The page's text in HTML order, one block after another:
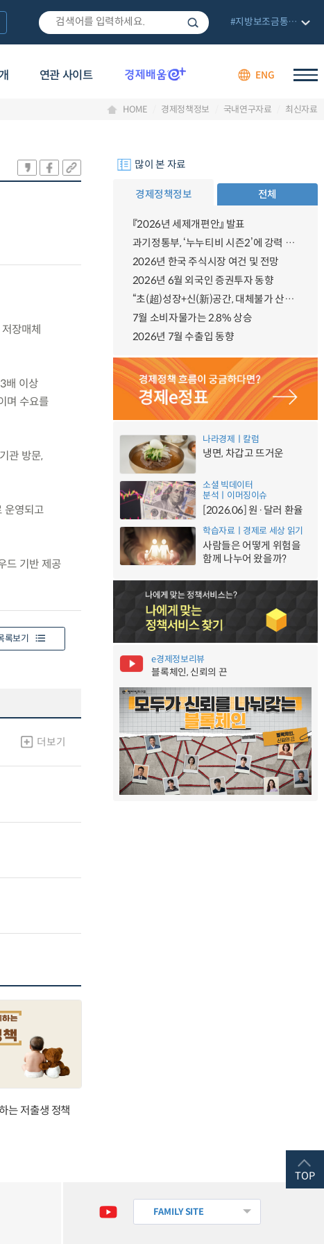
연관 사이트 ENG
#지방보조금통합관리망
HOME 경제정책정보 국내연구자료 최신자료
장매체
배 이상
며 수요를
관 방문,
운영되고
드 기반 제공
록보기
더보기
는 저출생 정책
많이 본 자료
경제정책정보 전체
『2026년 세제개편안』 발표
과기정통부, ‘누누티비 시즌2’에 강력 대응 의지 밝혀
2026년 한국 주식시장 여건 및 전망
2026년 6월 외국인 증권투자 동향
“초(超)성장+신(新)공간, 대체불가 산업강국”
7월 소비자물가는 2.8% 상승
2026년 7월 수출입 동향
나라경제ㅣ칼럼
냉면, 차갑고 뜨거운
소셜 빅데이터
분석ㅣ이머징이슈
[2026.06] 원·달러 환율
학습자료ㅣ경제로 세상 읽기
사람들은 어떻게 위험을
함께 나누어 왔을까?
e경제정보리뷰
블록체인, 신뢰의 끈
FAMILY SITE
TOP